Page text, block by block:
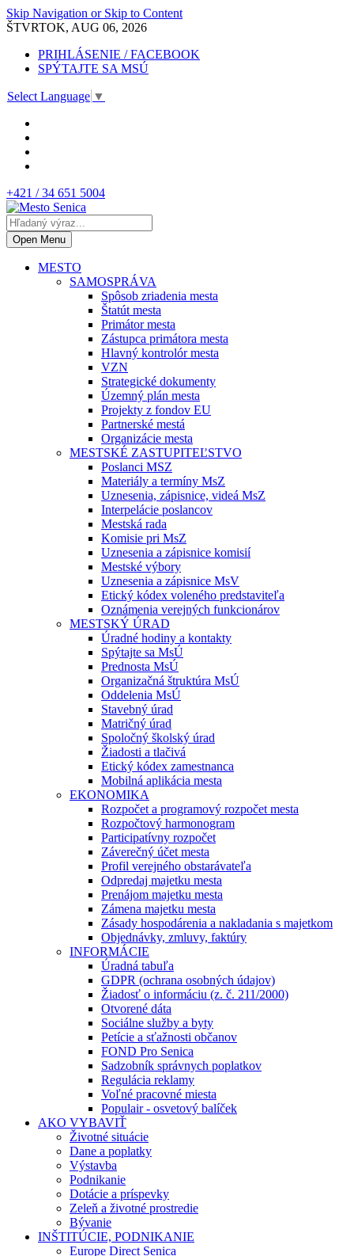
Skip Navigation or Skip to Content
ŠTVRTOK, AUG 06, 2026
PRIHLÁSENIE / FACEBOOK
SPÝTAJTE SA MSÚ
Select Language ▼
+421 / 34 651 5004
Open Menu
MESTO
SAMOSPRÁVA
Spôsob zriadenia mesta
Štatút mesta
Primátor mesta
Zástupca primátora mesta
Hlavný kontrolór mesta
VZN
Strategické dokumenty
Územný plán mesta
Projekty z fondov EU
Partnerské mestá
Organizácie mesta
MESTSKÉ ZASTUPITEĽSTVO
Poslanci MSZ
Materiály a termíny MsZ
Uznesenia, zápisnice, videá MsZ
Interpelácie poslancov
Mestská rada
Komisie pri MsZ
Uznesenia a zápisnice komisií
Mestské výbory
Uznesenia a zápisnice MsV
Etický kódex voleného predstaviteľa
Oznámenia verejných funkcionárov
MESTSKÝ ÚRAD
Úradné hodiny a kontakty
Spýtajte sa MsÚ
Prednosta MsÚ
Organizačná štruktúra MsÚ
Oddelenia MsÚ
Stavebný úrad
Matričný úrad
Spoločný školský úrad
Žiadosti a tlačivá
Etický kódex zamestnanca
Mobilná aplikácia mesta
EKONOMIKA
Rozpočet a programový rozpočet mesta
Rozpočtový harmonogram
Participatívny rozpočet
Záverečný účet mesta
Profil verejného obstarávateľa
Odpredaj majetku mesta
Prenájom majetku mesta
Zámena majetku mesta
Zásady hospodárenia a nakladania s majetkom
Objednávky, zmluvy, faktúry
INFORMÁCIE
Úradná tabuľa
GDPR (ochrana osobných údajov)
Žiadosť o informáciu (z. č. 211/2000)
Otvorené dáta
Sociálne služby a byty
Petície a sťažnosti občanov
FOND Pro Senica
Sadzobník správnych poplatkov
Regulácia reklamy
Voľné pracovné miesta
Populair - osvetový balíček
AKO VYBAVIŤ
Životné situácie
Dane a poplatky
Výstavba
Podnikanie
Dotácie a príspevky
Zeleň a životné prostredie
Bývanie
INŠTITÚCIE, PODNIKANIE
Europe Direct Senica